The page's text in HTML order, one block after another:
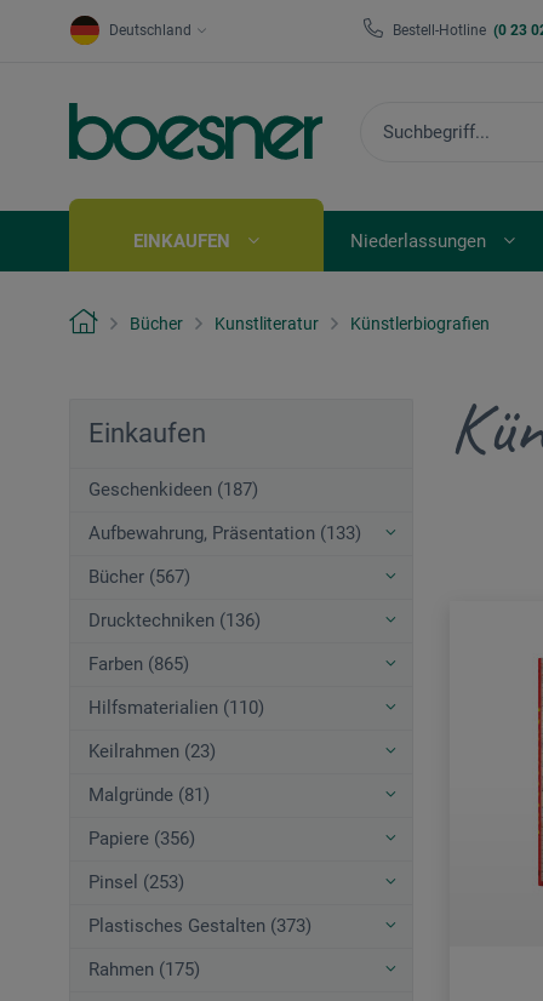
Deutschland Bestell-Hotline (0 23
EINKAUFEN Niederlassungen
Bücher Kunstliteratur Künstlerbiografien
Einkaufen
Geschenkideen (187)
Aufbewahrung, Präsentation (133)
Bücher (567)
Drucktechniken (136)
Farben (865)
Hilfsmaterialien (110)
Keilrahmen (23)
Malgründe (81)
Papiere (356)
Pinsel (253)
Plastisches Gestalten (373)
Rahmen (175)